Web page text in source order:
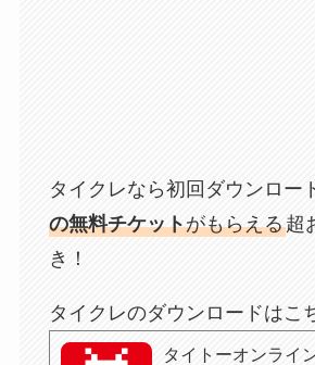
タイクレなら初回ダウンロー
の無料チケットがもらえる超
き！
タイクレのダウンロードはこ
タイトーオンライ